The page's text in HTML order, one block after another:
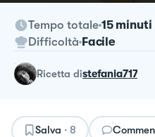
Tempo totale 15 minuti
Difficoltà Facile
ricetta distefania717
Salva · 8